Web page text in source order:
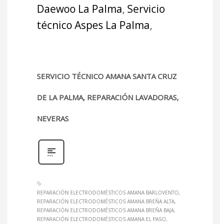
Daewoo La Palma, Servicio
técnico Aspes La Palma,
SERVICIO TÉCNICO AMANA SANTA CRUZ
DE LA PALMA, REPARACIÓN LAVADORAS,
NEVERAS
REPARACIÓN ELECTRODOMÉSTICOS AMANA BARLOVENTO
REPARACIÓN ELECTRODOMÉSTICOS AMANA BREÑA ALTA
REPARACIÓN ELECTRODOMÉSTICOS AMANA BREÑA BAJA
REPARACIÓN ELECTRODOMÉSTICOS AMANA EL PASO